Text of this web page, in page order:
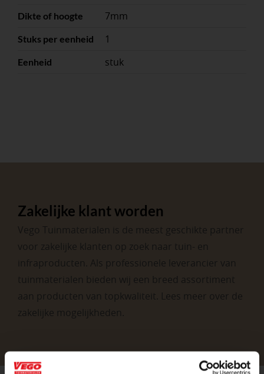
Dikte of hoogte 7mm
Stuks per eenheid 1
Eenheid stuk
Zakelijke klant worden
Vego Tuinmaterialen is de meest geschikte partner
voor zakelijke klanten op zoek naar tuin- en
infraproducten. Als professionele leverancier van
tuinmaterialen bieden wij een breed assortiment
aan producten van topkwaliteit. Lees meer over de
zakelijke mogelijkheden